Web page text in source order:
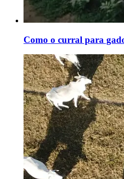
Como o curral para